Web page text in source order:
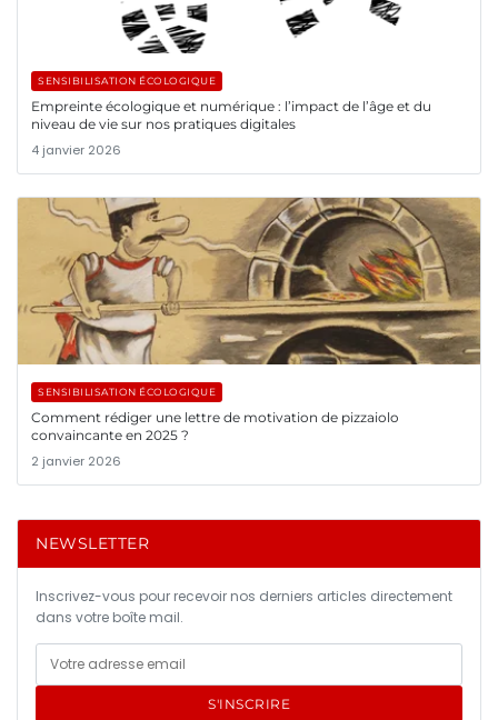
SENSIBILISATION ÉCOLOGIQUE
Empreinte écologique et numérique : l’impact de l’âge et du
niveau de vie sur nos pratiques digitales
4 janvier 2026
SENSIBILISATION ÉCOLOGIQUE
Comment rédiger une lettre de motivation de pizzaiolo
convaincante en 2025 ?
2 janvier 2026
NEWSLETTER
Inscrivez-vous pour recevoir nos derniers articles directement
dans votre boîte mail.
S'INSCRIRE